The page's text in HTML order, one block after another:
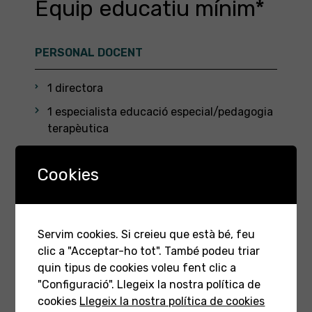
Equip educatiu mínim*
PERSONAL DOCENT
1 directora
1 especialista educació especial/pedagogia
terapèutica
6 tutores d’aula
PERSONAL NO DOCENT
1 cuinera
1 auxiliar de cuina
Cookies
Servim cookies. Si creieu que està bé, feu
clic a "Acceptar-ho tot". També podeu triar
quin tipus de cookies voleu fent clic a
"Configuració". Llegeix la nostra política de
cookies Llegeix la nostra política de cookies